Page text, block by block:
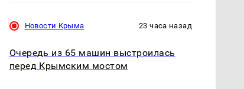
были украдены 18
Как выглядит место
крушение вертолета на
Новости Крыма 23 часа назад
Очередь из 65 машин выстроилась
перед Крымским мостом